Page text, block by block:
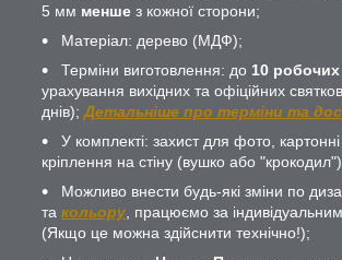
5 мм менше з кожної сторони;
Матеріал: дерево (МДФ);
Терміни виготовлення: до 10 робочих
урахування вихідних та офіційних
днів); Детальніше про терміни та
У комплекті: захист для фото,
кріплення на стіну (вушко або
Можливо внести будь-які зміни по
та кольору , працюємо за
(Якщо це можна здійснити технічно!);